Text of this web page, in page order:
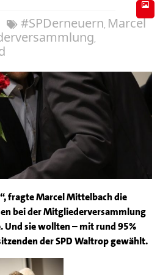
#SPDerneuern, Marcel
,
fragte Marcel Mittelbach die
bei der Mitgliederversammlung
Und sie wollten – mit rund 95%
der SPD Waltrop gewählt.